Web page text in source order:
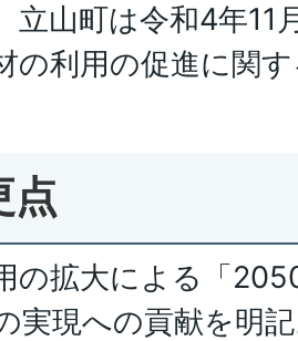
立山町は令和4年11
の利用の促進に関
点
の拡大による「
実現への貢献を明